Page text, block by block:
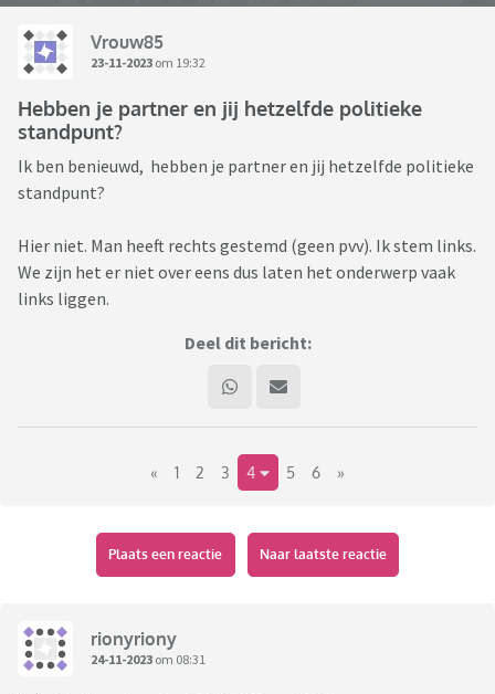
Vrouw85
23-11-2023 om 19:32
Hebben je partner en jij hetzelfde politieke
standpunt?
Ik ben benieuwd, hebben je partner en jij hetzelfde politieke
standpunt?
Hier niet. Man heeft rechts gestemd (geen pvv). Ik stem links.
We zijn het er niet over eens dus laten het onderwerp vaak
links liggen.
Deel dit bericht:
« 1 2 3 4 5 6 »
Plaats een reactie Naar laatste reactie
rionyriony
24-11-2023 om 08:31